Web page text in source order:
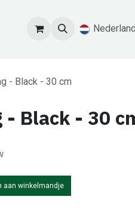
- Black - 30 cm
Black - 30
aan winkelmandje